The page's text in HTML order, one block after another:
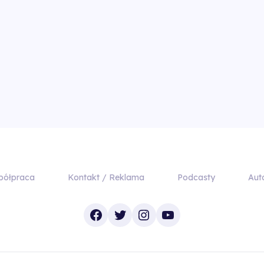
Kontakt / Reklama Podcasty
Facebook
TwitterInstagram
YouTube